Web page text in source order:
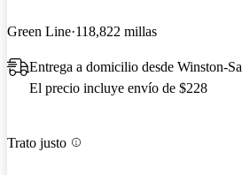
Green Line 118,822 millas
Entrega a domicilio desde Winston-
El precio incluye envío de $228
Trato justo